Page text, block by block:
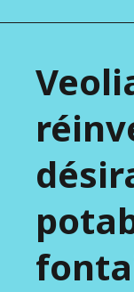
CAMPUS
FONDATION
INSTITUT